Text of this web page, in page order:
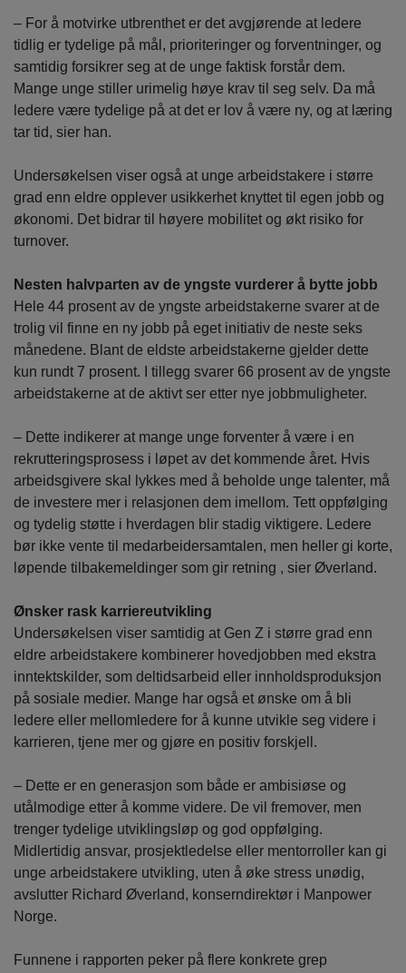
– For å motvirke utbrenthet er det avgjørende at ledere
tidlig er tydelige på mål, prioriteringer og forventninger, og
samtidig forsikrer seg at de unge faktisk forstår dem.
Mange unge stiller urimelig høye krav til seg selv. Da må
ledere være tydelige på at det er lov å være ny, og at læring
tar tid, sier han.
Undersøkelsen viser også at unge arbeidstakere i større
grad enn eldre opplever usikkerhet knyttet til egen jobb og
økonomi. Det bidrar til høyere mobilitet og økt risiko for
turnover.
Nesten halvparten av de yngste vurderer å bytte jobb
Hele 44 prosent av de yngste arbeidstakerne svarer at de
trolig vil finne en ny jobb på eget initiativ de neste seks
månedene. Blant de eldste arbeidstakerne gjelder dette
kun rundt 7 prosent. I tillegg svarer 66 prosent av de yngste
arbeidstakerne at de aktivt ser etter nye jobbmuligheter.
– Dette indikerer at mange unge forventer å være i en
rekrutteringsprosess i løpet av det kommende året. Hvis
arbeidsgivere skal lykkes med å beholde unge talenter, må
de investere mer i relasjonen dem imellom. Tett oppfølging
og tydelig støtte i hverdagen blir stadig viktigere. Ledere
bør ikke vente til medarbeidersamtalen, men heller gi korte,
løpende tilbakemeldinger som gir retning , sier Øverland.
Ønsker rask karriereutvikling
Undersøkelsen viser samtidig at Gen Z i større grad enn
eldre arbeidstakere kombinerer hovedjobben med ekstra
inntektskilder, som deltidsarbeid eller innholdsproduksjon
på sosiale medier. Mange har også et ønske om å bli
ledere eller mellomledere for å kunne utvikle seg videre i
karrieren, tjene mer og gjøre en positiv forskjell.
– Dette er en generasjon som både er ambisiøse og
utålmodige etter å komme videre. De vil fremover, men
trenger tydelige utviklingsløp og god oppfølging.
Midlertidig ansvar, prosjektledelse eller mentorroller kan gi
unge arbeidstakere utvikling, uten å øke stress unødig,
avslutter Richard Øverland, konserndirektør i Manpower
Norge.
Funnene i rapporten peker på flere konkrete grep